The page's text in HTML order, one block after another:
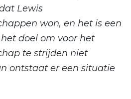
Lewis
won, en het is een
doel om voor het
te strijden niet
ontstaat er een situatie